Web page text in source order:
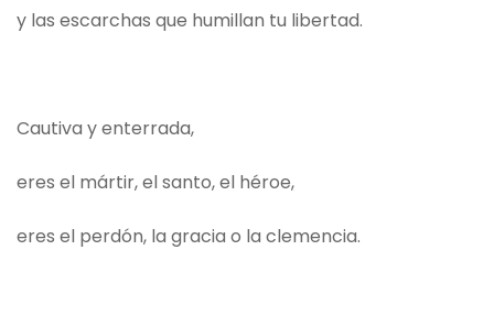
y las escarchas que humillan tu libertad.
Cautiva y enterrada,
eres el mártir, el santo, el héroe,
eres el perdón, la gracia o la clemencia.